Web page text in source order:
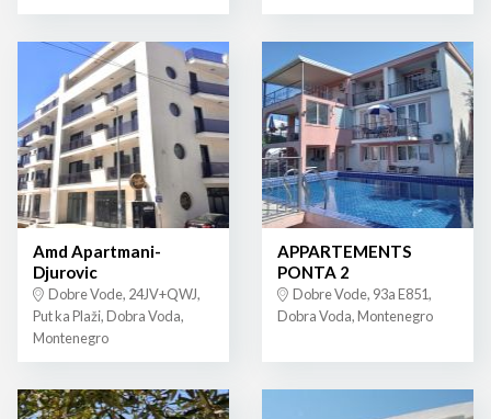
Amd Apartmani-
Djurovic
Dobre Vode, 24JV+QWJ,
Put ka Plaži, Dobra Voda,
Montenegro
APPARTEMENTS
PONTA 2
Dobre Vode, 93a E851,
Dobra Voda, Montenegro